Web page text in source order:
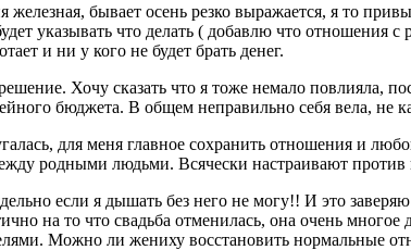
бывает осень резко выражается, я то
указывать что делать ( добавлю что отношения с
и ни у кого не будет брать денег.
Хочу сказать что я тоже немало повлияла,
бюджета. В общем неправильно себя вела,
для меня главное сохранить отношения и
родными людьми. Всячески настраивают против
если я дышать без него не могу!! И это
на то что свадьба отменилась, она очень многое
Можно ли жениху восстановить нормальные